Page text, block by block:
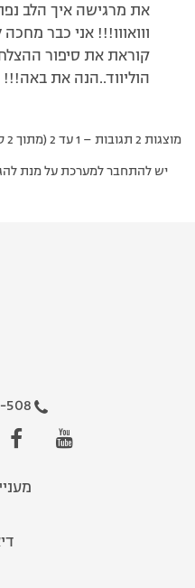
את מרגישה איך הלב
ווואווו!!! אני כבר
קוראת את סיפור
הוליווד..הנה את באה!!!
מוצגות 2 תגובות – 1 עד 2 (מתוך 2 סה״כ)
יש להתחבר למערכת על מנת
508